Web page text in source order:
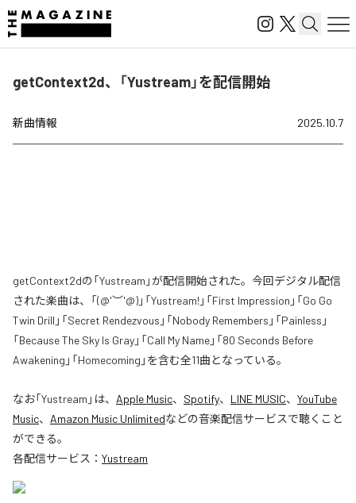
getContext2d、「Yustream」を配信開始
新曲情報 2025.10.7
getContext2dの「Yustream」が配信開始された。今回デジタル配信
された楽曲は、「(@'︶'@)」「Yustream!」「First Impression」「Go Go
Twin Drill」「Secret Rendezvous」「Nobody Remembers」「Painless」
「Because The Sky Is Gray」「Call My Name」「80 Seconds Before
Awakening」「Homecoming」を含む全11曲となっている。
なお「Yustream 」は、 Apple Music、 Spotify、 LINE MUSIC、 YouTube
Music、 Amazon Music Unlimitedなどの音楽配信サービスで聴くこと
ができる。
各配信サービス： Yustream